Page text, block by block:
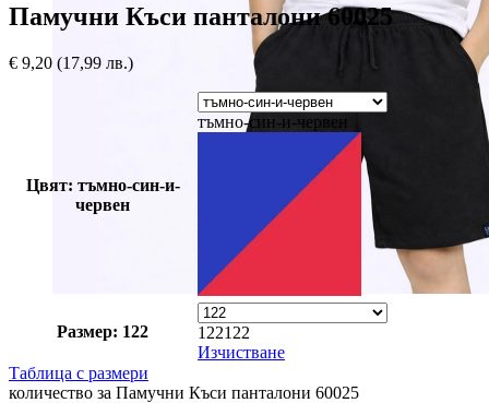
Памучни Къси панталони 60025
€ 9,20 (17,99 лв.)
Цвят: тъмно-син-и-
червен
тъмно-син-и-червен
Размер: 122 122122
Изчистване
Таблица с размери
количество за Памучни Къси панталони 60025